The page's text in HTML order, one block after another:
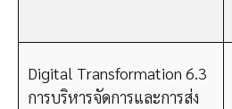
Digital Transformation 6.3
การบริหารจัดการและการส่ง